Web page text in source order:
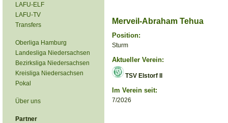
LAFU-ELF
LAFU-TV
Transfers
Oberliga Hamburg
Landesliga Niedersachsen
Bezirksliga Niedersachsen
Kreisliga Niedersachsen
Pokal
Über uns
Partner
Merveil-Abraham Tehua
Position:
Sturm
Aktueller Verein:
TSV Elstorf II
Im Verein seit:
7/2026